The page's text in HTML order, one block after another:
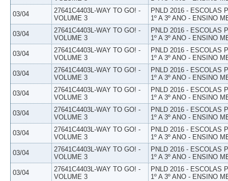
03/04
27641C4403L-WAY TO GO! -
VOLUME 3
PNLD 2016 - ESCOLAS
1º A 3º ANO - ENSINO
03/04
27641C4403L-WAY TO GO! -
VOLUME 3
PNLD 2016 - ESCOLAS
1º A 3º ANO - ENSINO
03/04
27641C4403L-WAY TO GO! -
VOLUME 3
PNLD 2016 - ESCOLAS
1º A 3º ANO - ENSINO
03/04
27641C4403L-WAY TO GO! -
VOLUME 3
PNLD 2016 - ESCOLAS
1º A 3º ANO - ENSINO
03/04
27641C4403L-WAY TO GO! -
VOLUME 3
PNLD 2016 - ESCOLAS
1º A 3º ANO - ENSINO
03/04
27641C4403L-WAY TO GO! -
VOLUME 3
PNLD 2016 - ESCOLAS
1º A 3º ANO - ENSINO
03/04
27641C4403L-WAY TO GO! -
VOLUME 3
PNLD 2016 - ESCOLAS
1º A 3º ANO - ENSINO
03/04
27641C4403L-WAY TO GO! -
VOLUME 3
PNLD 2016 - ESCOLAS
1º A 3º ANO - ENSINO
03/04
27641C4403L-WAY TO GO! -
VOLUME 3
PNLD 2016 - ESCOLAS
1º A 3º ANO - ENSINO